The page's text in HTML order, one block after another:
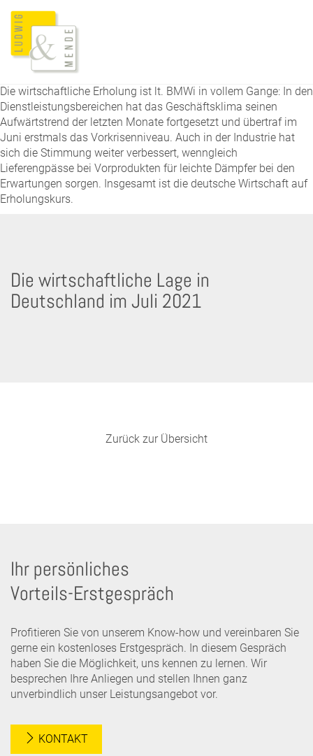
Die wirtschaftliche Erholung ist lt. BMWi in vollem Gange: In den
Dienstleistungsbereichen hat das Geschäftsklima seinen
Aufwärtstrend der letzten Monate fortgesetzt und übertraf im
Juni erstmals das Vorkrisenniveau. Auch in der Industrie hat
sich die Stimmung weiter verbessert, wenngleich
Lieferengpässe bei Vorprodukten für leichte Dämpfer bei den
Erwartungen sorgen. Insgesamt ist die deutsche Wirtschaft auf
Erholungskurs.
Die wirtschaftliche Lage in
Deutschland im Juli 2021
Zurück zur Übersicht
Ihr persönliches
Vorteils-Erstgespräch
Profitieren Sie von unserem Know-how und vereinbaren Sie
gerne ein kostenloses Erstgespräch. In diesem Gespräch
haben Sie die Möglichkeit, uns kennen zu lernen. Wir
besprechen Ihre Anliegen und stellen Ihnen ganz
unverbindlich unser Leistungsangebot vor.
KONTAKT